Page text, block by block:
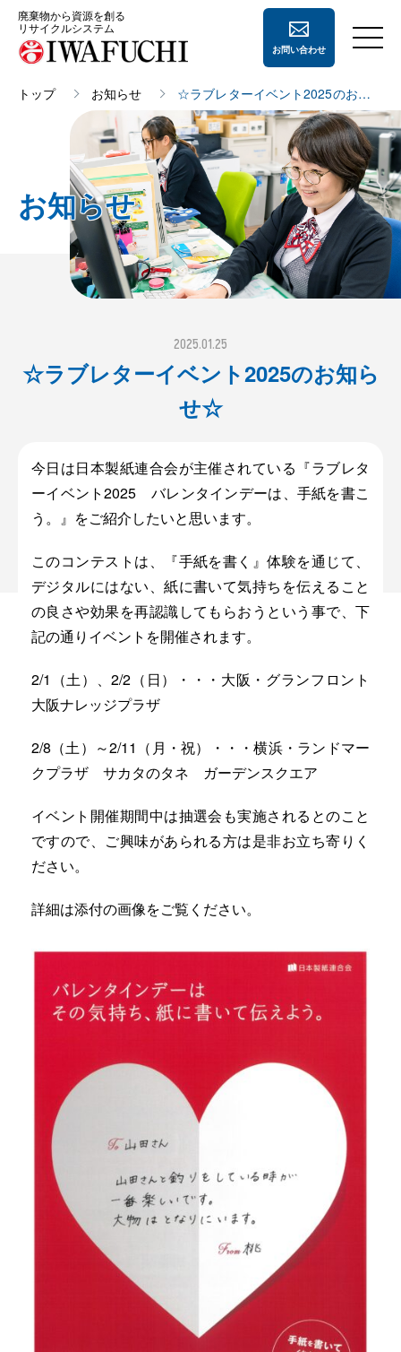
廃棄物から資源を創る
リサイクルシステム
会社案内
会社案内
経営理念
会社概要
沿革
CSR活動
事業内容
事業内容
ペーパーリサイクル
ペットボトルリサイクル
鉄・非鉄リサイクル
採用情報
地域住民の方へ
よくあるご質問
お問い合わせ
トップ お知らせ
☆ラブレターイベント2025のお知ら
せ☆
お知らせ
2025.01.25
☆ラブレターイベント2025のお知ら
せ☆
今日は日本製紙連合会が主催されている『ラブレタ
ーイベント2025 バレンタインデーは、手紙を書こ
う。』をご紹介したいと思います。
このコンテストは、『手紙を書く』体験を通じて、
デジタルにはない、紙に書いて気持ちを伝えること
の良さや効果を再認識してもらおうという事で、下
記の通りイベントを開催されます。
2/1（土）、2/2（日）・・・大阪・グランフロント
大阪ナレッジプラザ
2/8（土）～2/11（月・祝）・・・横浜・ランドマー
クプラザ サカタのタネ ガーデンスクエア
イベント開催期間中は抽選会も実施されるとのこと
ですので、ご興味があられる方は是非お立ち寄りく
ださい。
詳細は添付の画像をご覧ください。